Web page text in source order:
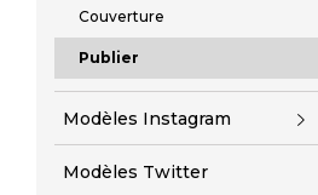
Couverture
Publier
Modèles Instagram
Modèles Twitter